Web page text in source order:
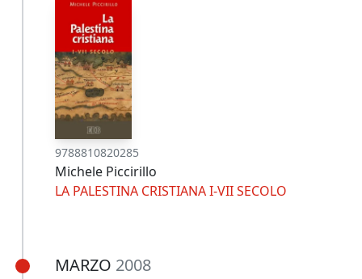
9788810820285
Michele Piccirillo
LA PALESTINA CRISTIANA I-VII SECOLO
MARZO 2008